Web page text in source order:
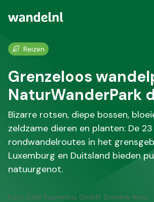
Reizen
Grenzeloos
NaturWanderPark
Bizarre rotsen, diepe bossen,
zeldzame dieren en planten: De 23
rondwandelroutes in het
Luxemburg en Duitsland bieden
natuurgenot.
Foto: Eifel Tourismus GmbH, Dominik Ketz